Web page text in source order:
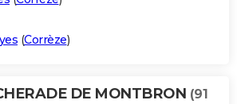
(Corrèze)
DE MONTBRON (91